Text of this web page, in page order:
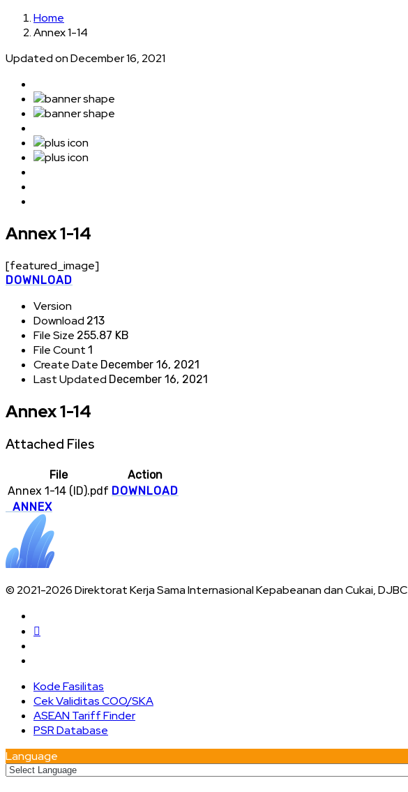
Home
Annex 1-14
Updated on December 16, 2021
Annex 1-14
[featured_image]
DOWNLOAD
Version
Download 213
File Size 255.87 KB
File Count 1
Create Date December 16, 2021
Last Updated December 16, 2021
Annex 1-14
Attached Files
File
Action
Annex 1-14 (ID).pdf DOWNLOAD
ANNEX
© 2021-2026 Direktorat Kerja Sama Internasional Kepabeanan dan Cukai, DJBC
Kode Fasilitas
Cek Validitas COO/SKA
ASEAN Tariff Finder
PSR Database
Language